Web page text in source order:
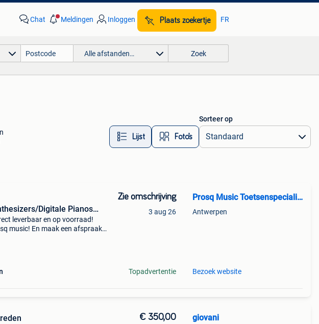
Chat Meldingen Inloggen Plaats zoekertje FR
Alle afstanden… Zoek
Lijst Foto’s
Sorteer op
Digitale Pianos
leverbaar en op voorraad!
music! En maak een afspraak
Zie omschrijving
3 aug 26
Topadvertentie
Prosq Music Toetsenspecialist
Antwerpen
Bezoek website
€ 350,00 giovani